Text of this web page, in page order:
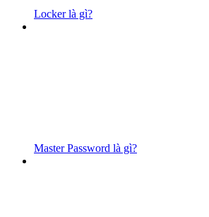
Locker là gì?
Master Password là gì?